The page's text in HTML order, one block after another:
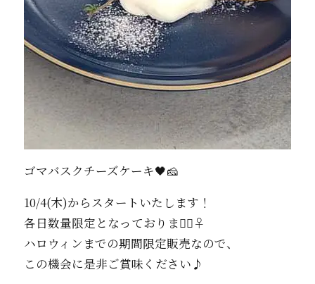
ゴマバスクチーズケーキ🖤🧀
10/4(木)からスタートいたします！
各日数量限定となっております🏻‍♀️
ハロウィンまでの期間限定販売なので、
この機会に是非ご賞味ください♪